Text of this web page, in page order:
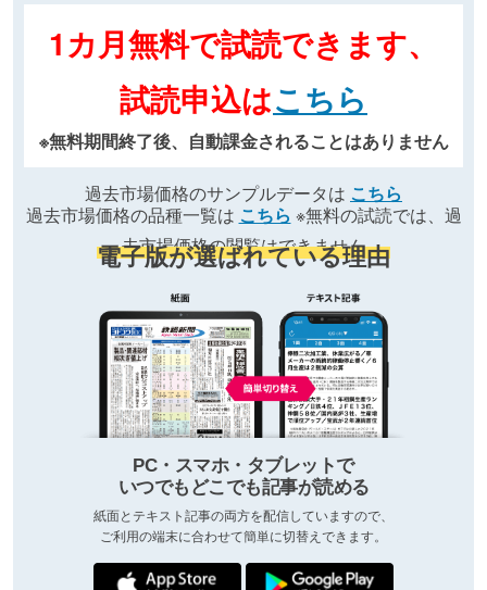
1カ月無料で試読できます、
試読申込はこちら
※無料期間終了後、自動課金されることはありません
過去市場価格のサンプルデータは こちら
過去市場価格の品種一覧は こちら ※無料の試読では、過
去市場価格の閲覧はできません
電子版が選ばれている理由
PC・スマホ・タブレットで
いつでもどこでも記事が読める
紙面とテキスト記事の両方を配信していますので、
ご利用の端末に合わせて簡単に切替えできます。